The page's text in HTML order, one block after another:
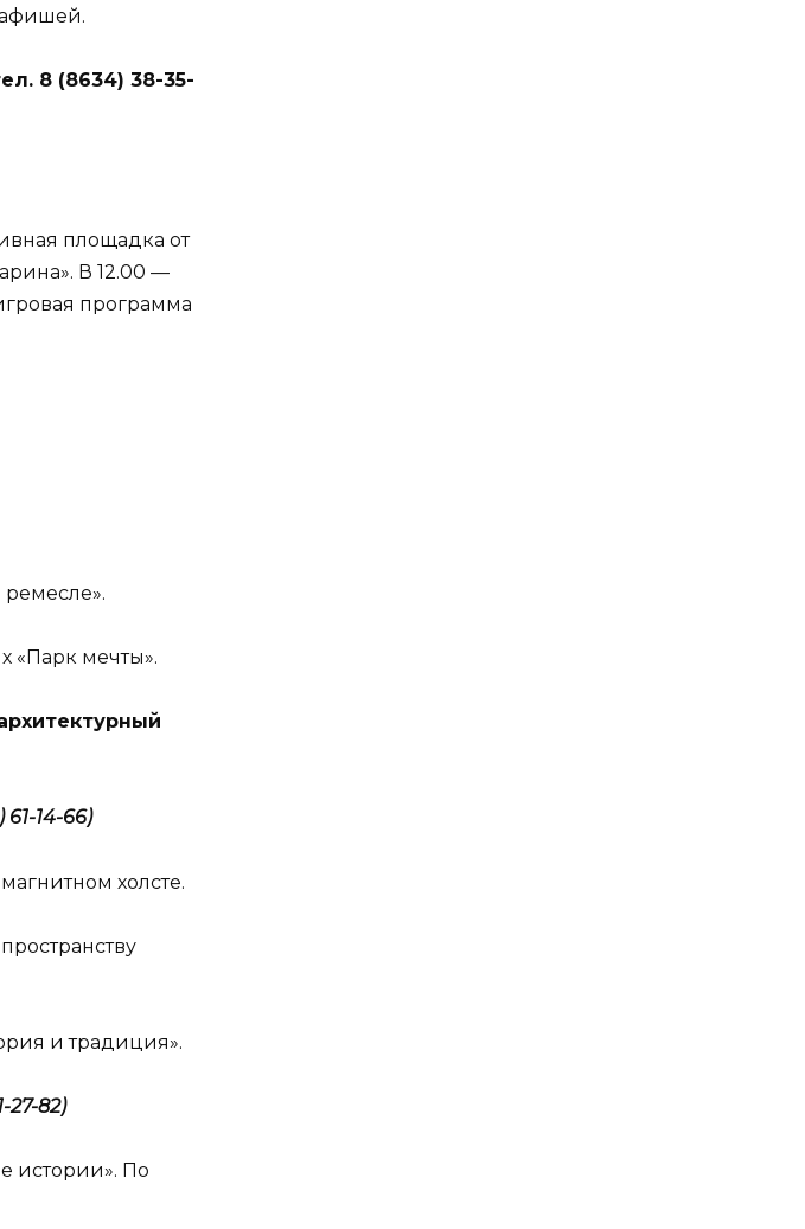
8 (8634) 38-35-
площадка от
В 12.00 —
программа
ремесле».
«Парк мечты».
14-66)
холсте.
и традиция».
27-82)
истории». По